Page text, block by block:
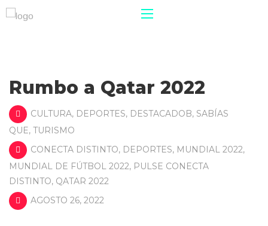
Rumbo a Qatar 2022
CULTURA, DEPORTES, DESTACADOB, SABÍAS
QUE, TURISMO
CONECTA DISTINTO, DEPORTES, MUNDIAL 2022,
MUNDIAL DE FÚTBOL 2022, PULSE CONECTA
DISTINTO, QATAR 2022
AGOSTO 26, 2022